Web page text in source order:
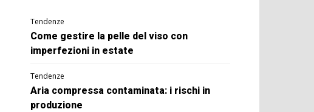
Tendenze
Come gestire la pelle del viso con
imperfezioni in estate
Tendenze
Aria compressa contaminata: i rischi in
produzione